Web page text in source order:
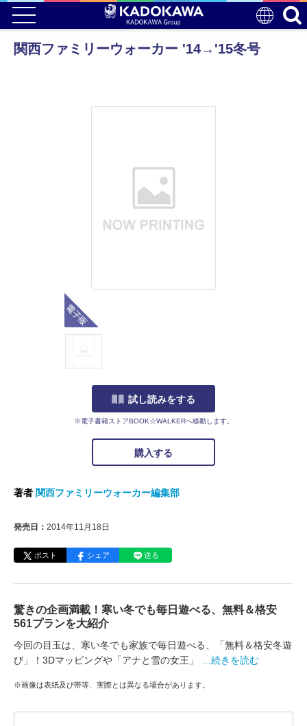
関西ファミリーウォーカー '14→'15冬号
試し読みをする
※電子書籍ストアBOOK☆WALKERへ移動します。
購入する
著者 関西ファミリーウォーカー編集部
発売日： 2014年11月18日
ポスト シェア 送る
驚きの企画満載！寒い冬でも毎日遊べる、無料＆格安
561プランを大紹介
今回の目玉は、寒い冬でも家族で毎日遊べる、「無料＆格安冬遊
び」！3Dマッピングや「アナと雪の女王」
…続きを読む
※画像は表紙及び帯等、実際とは異なる場合があります。